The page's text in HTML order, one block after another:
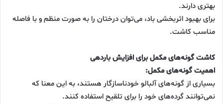
بهتری دارند.
برای بهبود اثربخشی باد، می‌توان درختان را به صورت منظم و با فاصله
مناسب کاشت.
کاشت گونه‌های مکمل برای افزایش باردهی
اهمیت گونه‌های مکمل:
بسیاری از گونه‌های آلبالو خودناسازگار هستند، به این معنا که
نمی‌توانند گرده‌های خود را برای تلقیح استفاده کنند.